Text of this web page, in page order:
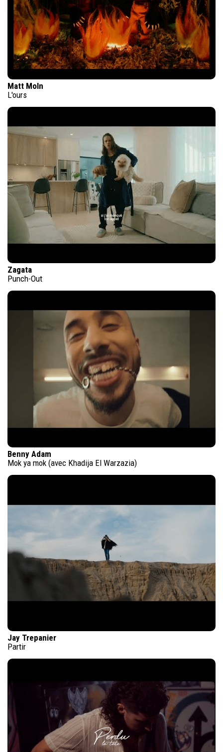
Matt Moln
L'ours
Zagata
Punch-Out
Benny Adam
Mok ya mok (avec Khadija El Warzazia)
Jay Trepanier
Partir